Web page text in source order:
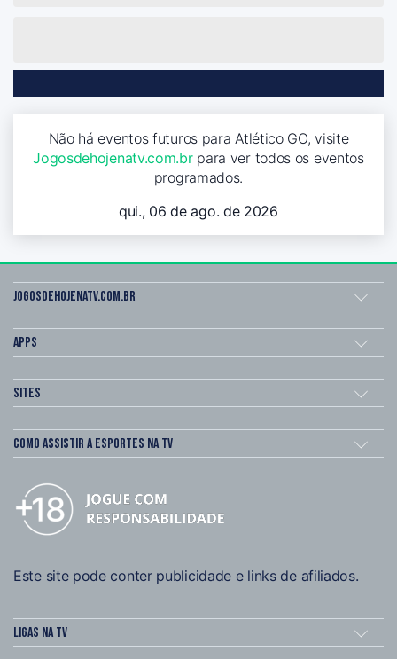
Não há eventos futuros para Atlético GO, visite
Jogosdehojenatv.com.brpara ver todos os eventos
programados.
qui., 06 de ago. de 2026
Jogosdehojenatv.com.br
Apps
Sites
Como assistir a esportes na TV
Este site pode conter publicidade e links de afiliados.
Ligas na TV